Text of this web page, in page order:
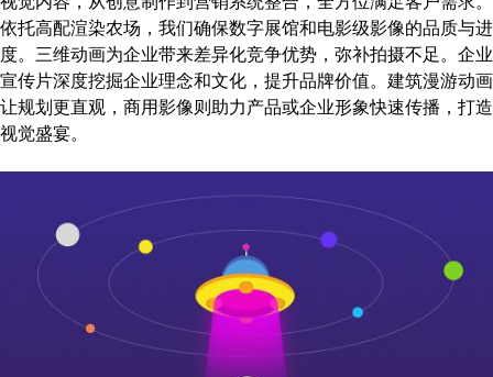
依托高配渲染农场，我们确保数字展馆和电影级影像的品质与进
度。三维动画为企业带来差异化竞争优势，弥补拍摄不足。企业
宣传片深度挖掘企业理念和文化，提升品牌价值。建筑漫游动画
让规划更直观，商用影像则助力产品或企业形象快速传播，打造
视觉盛宴。